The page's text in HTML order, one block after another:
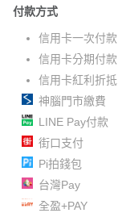
付款方式
信用卡一次付款
信用卡分期付款
信用卡紅利折抵
神腦門市繳費
LINE Pay付款
街口支付
Pi拍錢包
台灣Pay
全盈+PAY